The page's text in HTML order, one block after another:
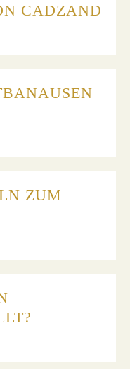
CADZAND
ZUM